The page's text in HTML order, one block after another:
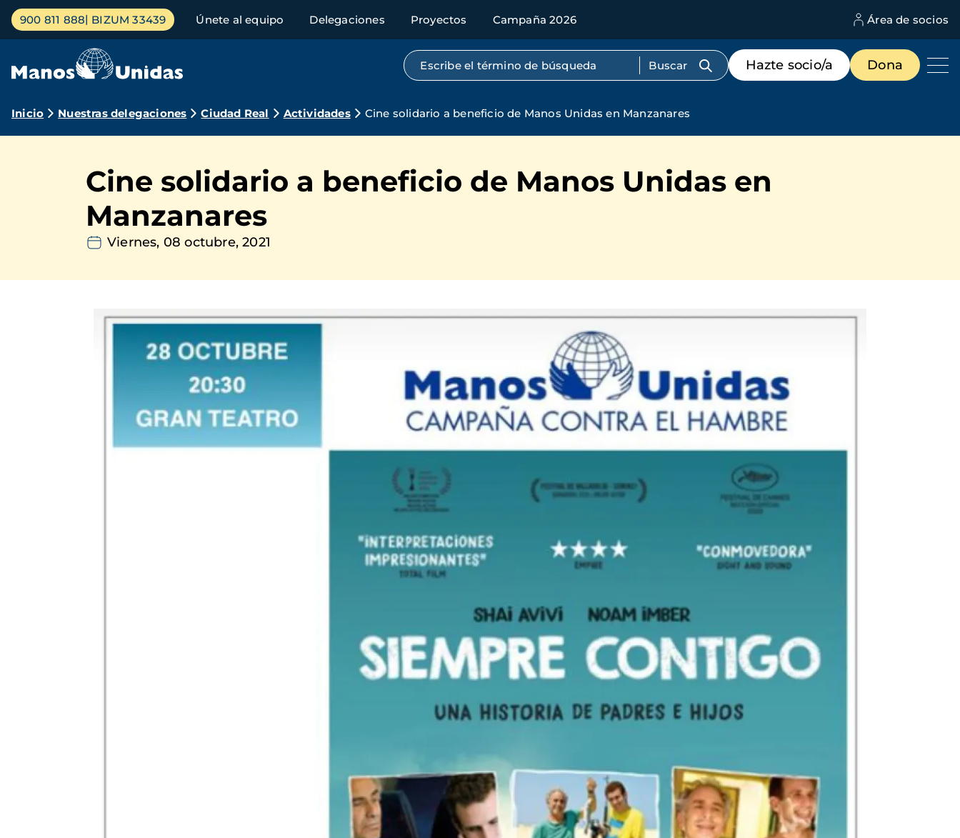
Pasar
contenido
Menú
principal
900 811 888 BIZUM 33439 Únete al equipo Delegaciones Proyectos Campaña 2026 Área de socios
Búsqueda por texto completo
Menú
de
destacados
Hazte socio/a Dona
Ruta
navegación
Inicio Nuestras delegaciones Ciudad Real Actividades Cine solidario a beneficio de Manos Unidas en Manzanares
Cine solidario a beneficio de Manos Unidas en
Manzanares
Viernes, 08 octubre, 2021